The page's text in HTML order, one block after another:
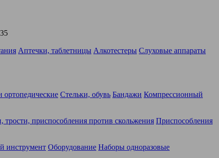
Аптечки, таблетницы Алкотестеры Слуховые аппараты
ортопедические Стельки, обувь Бандажи Компрессионный
трости, приспособления против скольжения Приспособления
инструмент Оборудование Наборы одноразовые